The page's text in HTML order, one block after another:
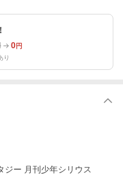
0円
り
ジー 月刊少年シリウス